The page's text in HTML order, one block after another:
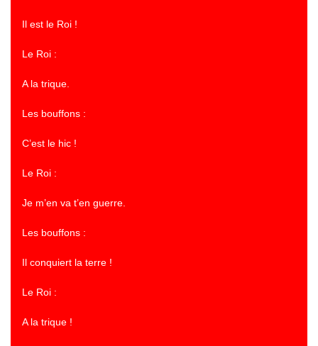
Il est le Roi !
Le Roi :
A la trique.
Les bouffons :
C’est le hic !
Le Roi :
Je m’en va t’en guerre.
Les bouffons :
Il conquiert la terre !
Le Roi :
A la trique !